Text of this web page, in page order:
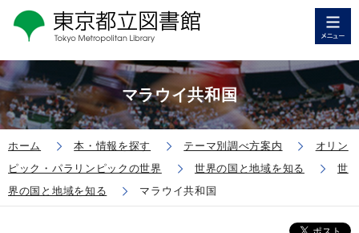
マラウイ共和国
ホーム 本・情報を探す テーマ別調べ方案内
オリン
ピック・パラリンピックの世界
世界の国と地域を知る
世
界の国と地域を知る
マラウイ共和国